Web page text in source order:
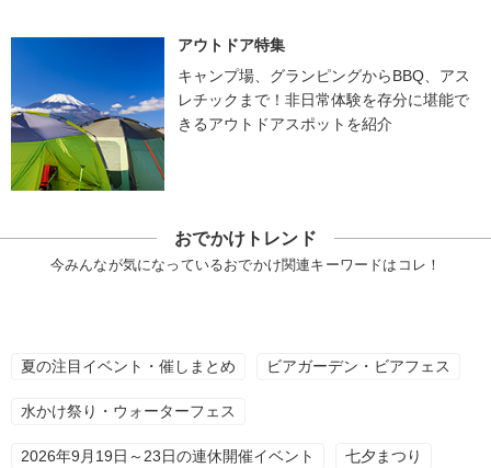
アウトドア特集
キャンプ場、グランピングからBBQ、アス
レチックまで！非日常体験を存分に堪能で
きるアウトドアスポットを紹介
おでかけトレンド
今みんなが気になっているおでかけ関連キーワードはコレ！
夏の注目イベント・催しまとめ ビアガーデン・ビアフェス
水かけ祭り・ウォーターフェス
2026年9月19日～23日の連休開催イベント 七夕まつり